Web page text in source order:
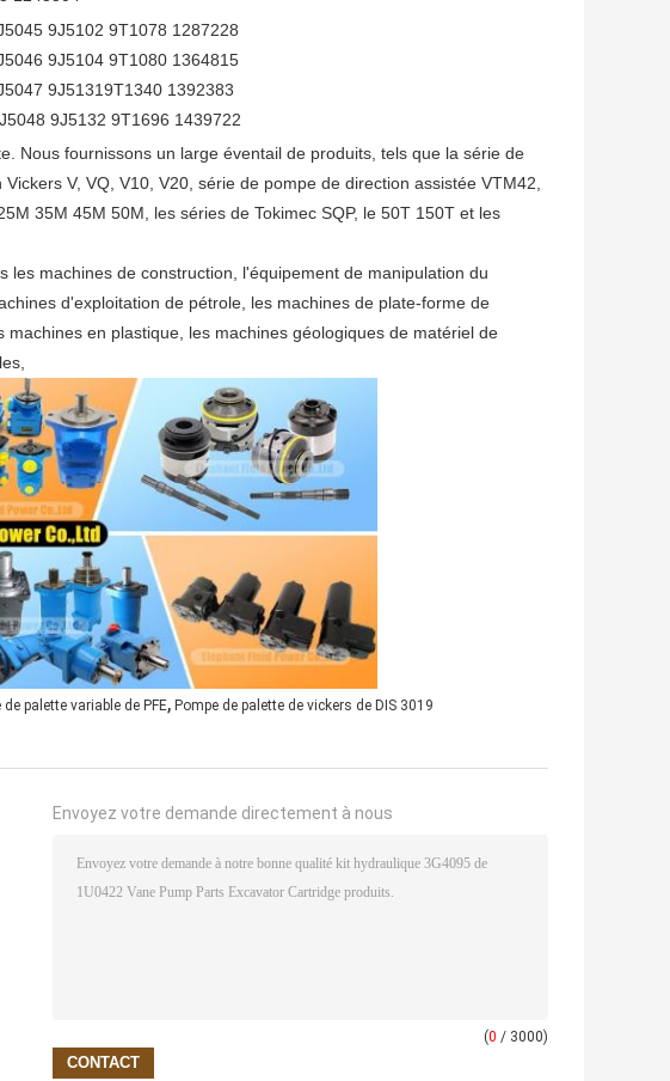
9J5102 9T1078 1287228
9J5104 9T1080 1364815
9J51319T1340 1392383
9J5132 9T1696 1439722
Nous fournissons un large éventail de produits, tels que la série de
V, VQ, V10, V20, série de pompe de direction assistée VTM42,
35M 45M 50M, les séries de Tokimec SQP, le 50T 150T et les
les machines de construction, l'équipement de manipulation du
d'exploitation de pétrole, les machines de plate-forme de
en plastique, les machines géologiques de matériel de
de palette variable de PFE, Pompe de palette de vickers de DIS 3019
Envoyez votre demande directement à nous
(0 / 3000)